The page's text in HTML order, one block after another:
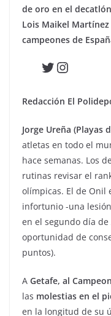
de oro en el
Lois Maikel
campeones de
Twitter
Redacción El
Jorge Ureña (Playas
atletas en todo el
hace semanas. Los
rutinas revisar el
olímpicas. El de Onil
infortunio -una
en el segundo día
oportunidad de
puntos).
A Getafe, al
las molestias en el
en la longitud de su